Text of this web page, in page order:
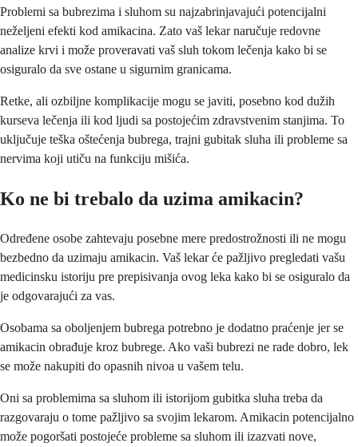
Problemi sa bubrezima i sluhom su najzabrinjavajući potencijalni
neželjeni efekti kod amikacina. Zato vaš lekar naručuje redovne
analize krvi i može proveravati vaš sluh tokom lečenja kako bi se
osiguralo da sve ostane u sigurnim granicama.
Retke, ali ozbiljne komplikacije mogu se javiti, posebno kod dužih
kurseva lečenja ili kod ljudi sa postojećim zdravstvenim stanjima. To
uključuje teška oštećenja bubrega, trajni gubitak sluha ili probleme sa
nervima koji utiču na funkciju mišića.
Ko ne bi trebalo da uzima amikacin?
Određene osobe zahtevaju posebne mere predostrožnosti ili ne mogu
bezbedno da uzimaju amikacin. Vaš lekar će pažljivo pregledati vašu
medicinsku istoriju pre prepisivanja ovog leka kako bi se osiguralo da
je odgovarajući za vas.
Osobama sa oboljenjem bubrega potrebno je dodatno praćenje jer se
amikacin obrađuje kroz bubrege. Ako vaši bubrezi ne rade dobro, lek
se može nakupiti do opasnih nivoa u vašem telu.
Oni sa problemima sa sluhom ili istorijom gubitka sluha treba da
razgovaraju o tome pažljivo sa svojim lekarom. Amikacin potencijalno
može pogoršati postojeće probleme sa sluhom ili izazvati nove,